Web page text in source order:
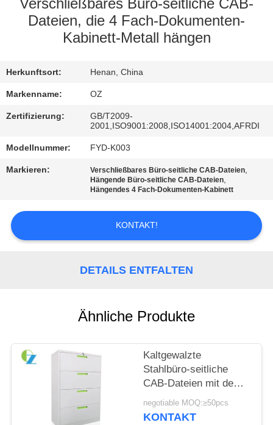
QUALITÄTSKONTROLLE
SIE
MIT
UNS
VERBINDUNG
NACHRICHTEN
FORDERN
PRIVACY
POLICY
Verschließbares Büro-seitliche CAB-
Dateien, die 4 Fach-Dokumenten-
Kabinett-Metall hängen
Herkunftsort: Henan, China
Markenname: OZ
Zertifizierung:
GB/T2009-
2001,ISO9001:2008,ISO14001:2004,AFRDI
Modellnummer: FYD-K003
Markieren: Verschließbares Büro-seitliche CAB-Dateien,
Hängende Büro-seitliche CAB-Dateien,
Hängendes 4 Fach-Dokumenten-Kabinett
KONTAKT!
DETAILS ENTFALTEN
Ähnliche Produkte
Kaltgewalzte
Stahlbüro-seitliche
CAB-Dateien mit dem 4
Fach-modernen
Entwurf
negotiable MOQ:≥50pcs
KONTAKT